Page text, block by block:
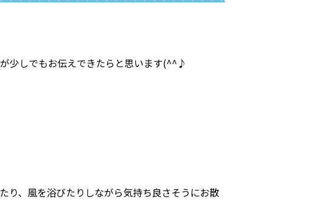
少しでもお伝えできたらと思います(^^♪
り、風を浴びたりしながら気持ち良さそうにお散